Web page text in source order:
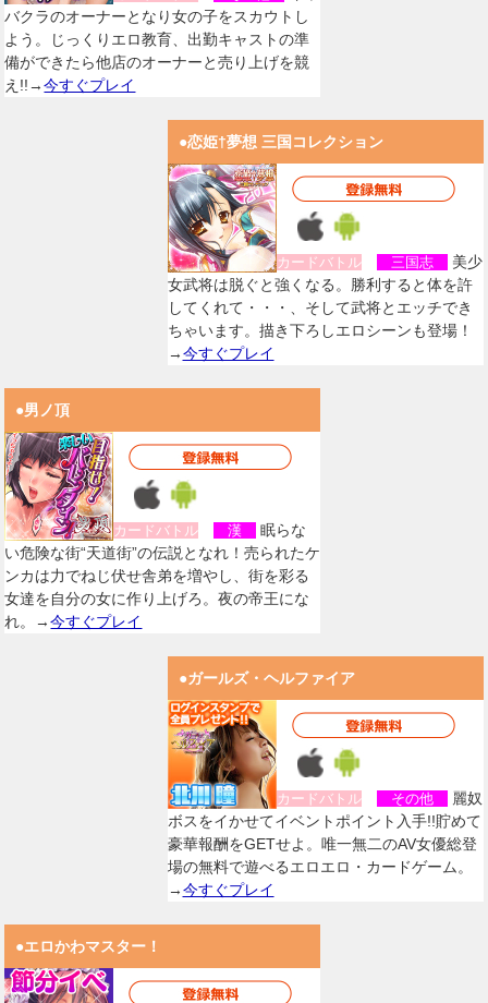
バクラのオーナーとなり女の子をスカウトし
よう。じっくりエロ教育、出勤キャストの準
備ができたら他店のオーナーと売り上げを競
え!!→今すぐプレイ
●恋姫†夢想 三国コレクション
カードバトル 三国志
美少
女武将は脱ぐと強くなる。勝利すると体を許
してくれて・・・、そして武将とエッチでき
ちゃいます。描き下ろしエロシーンも登場！
→今すぐプレイ
●男ノ頂
カードバトル 漢
眠らな
い危険な街“天道街”の伝説となれ！売られたケ
ンカは力でねじ伏せ舎弟を増やし、街を彩る
女達を自分の女に作り上げろ。夜の帝王にな
れ。→今すぐプレイ
●ガールズ・ヘルファイア
カードバトル その他
麗奴
ボスをイかせてイベントポイント入手!!貯めて
豪華報酬をGETせよ。唯一無二のAV女優総登
場の無料で遊べるエロエロ・カードゲーム。
→今すぐプレイ
●エロかわマスター！